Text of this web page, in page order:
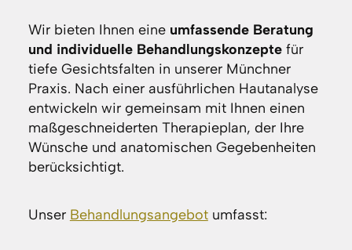
Wir bieten Ihnen eine umfassende Beratung
und individuelle Behandlungskonzeptefür
tiefe Gesichtsfalten in unserer Münchner
Praxis. Nach einer ausführlichen Hautanalyse
entwickeln wir gemeinsam mit Ihnen einen
maßgeschneiderten Therapieplan, der Ihre
Wünsche und anatomischen Gegebenheiten
berücksichtigt.
Unser Behandlungsangebotumfasst: